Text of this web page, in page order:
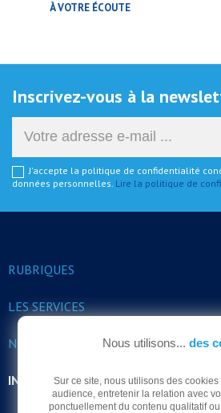
À VOTRE ÉCOUTE
Inscrivez-vous à la
J'accepte la politique de confidentialité
données personnelles. Lire la politique de
RUBRIQUES
LES SERVICES
NOS HORAIRES
INFORMATIONS
Nous utilisons... des
Sur ce site, nous utilisons des
audience, entretenir la relation avec
ponctuellement du contenu qualitatif